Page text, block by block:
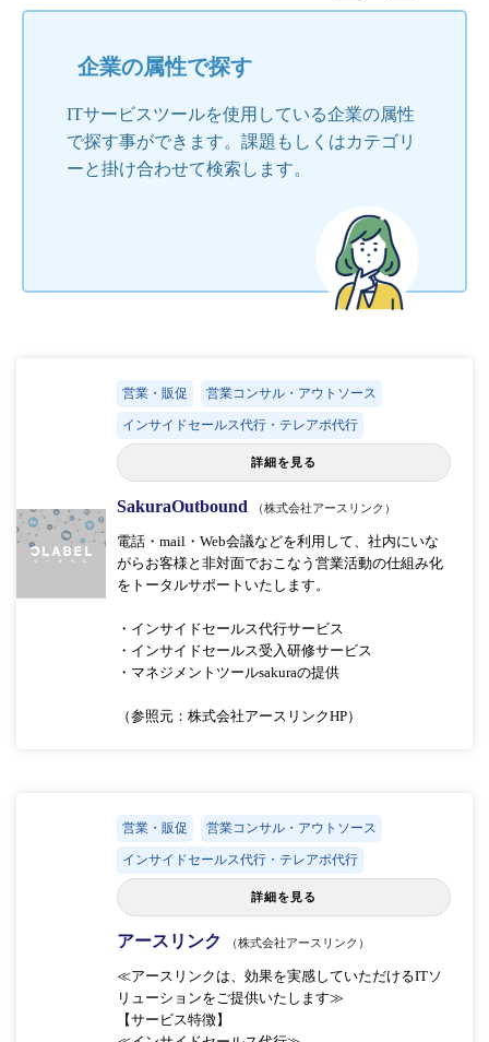
企業の属性で探す
ITサービスツールを使用している企業の属性
で探す事ができます。課題もしくはカテゴリ
ーと掛け合わせて検索します。
営業・販促 営業コンサル・アウトソース
インサイドセールス代行・テレアポ代行
詳細を見る
SakuraOutbound （株式会社アースリンク）
電話・mail・Web会議などを利用して、社内にいな
がらお客様と非対面でおこなう営業活動の仕組み化
をトータルサポートいたします。
・インサイドセールス代行サービス
・インサイドセールス受入研修サービス
・マネジメントツールsakuraの提供
（参照元：株式会社アースリンクHP）
営業・販促 営業コンサル・アウトソース
インサイドセールス代行・テレアポ代行
詳細を見る
アースリンク （株式会社アースリンク）
≪アースリンクは、効果を実感していただけるITソ
リューションをご提供いたします≫
【サービス特徴】